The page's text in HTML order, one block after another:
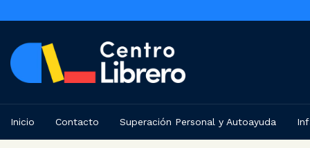
Inicio Contacto Superación Personal y Autoayuda